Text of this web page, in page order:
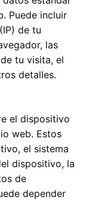
Puede incluir
de tu
las
tu visita, el
detalles.
el dispositivo
web. Estos
el sistema
dispositivo, la
de
depender